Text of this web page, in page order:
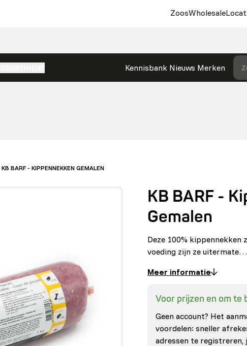
ZoosWholesale
Kennisbank Nieuws Merken
KB BARF - KIPPENNEKKEN GEMALEN
KB BARF -
Gemalen
Deze 100% kippennekken
voeding zijn ze uitermate…
Meer informatie
Voor prijzen en om te
Geen account? Het
voordelen: sneller
adressen te registreren,